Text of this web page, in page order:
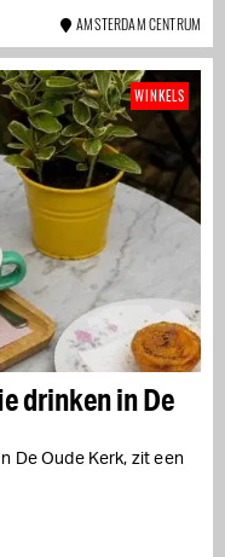
AMSTERDAM CENTRUM
drinken in De
De Oude Kerk, zit een
WINKELS